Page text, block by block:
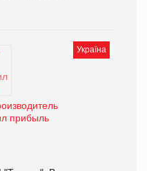
Україна
прибыль